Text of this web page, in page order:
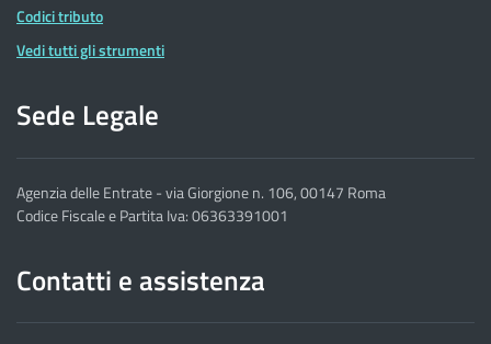
Codici tributo
Vedi tutti gli strumenti
Sede Legale
Agenzia delle Entrate - via Giorgione n. 106, 00147 Roma
Codice Fiscale e Partita Iva: 06363391001
Contatti e assistenza